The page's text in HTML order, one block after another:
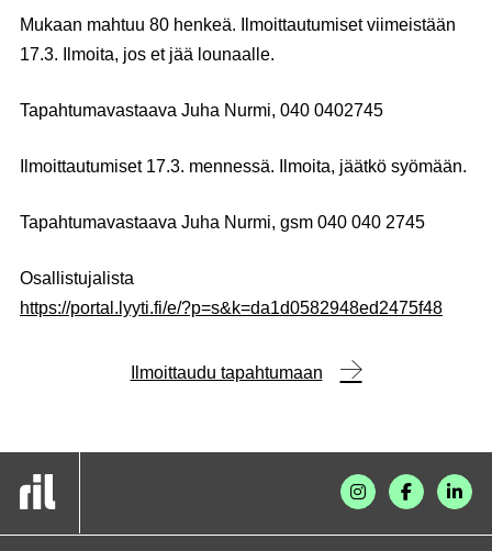
Mukaan mahtuu 80 henkeä. Ilmoittautumiset viimeistään
17.3. Ilmoita, jos et jää lounaalle.
Tapahtumavastaava Juha Nurmi, 040 0402745
Ilmoittautumiset 17.3. mennessä. Ilmoita, jäätkö syömään.
Tapahtumavastaava Juha Nurmi, gsm 040 040 2745
Osallistujalista
https://portal.lyyti.fi/e/?p=s&k=da1d0582948ed2475f48
Ilmoittaudu tapahtumaan